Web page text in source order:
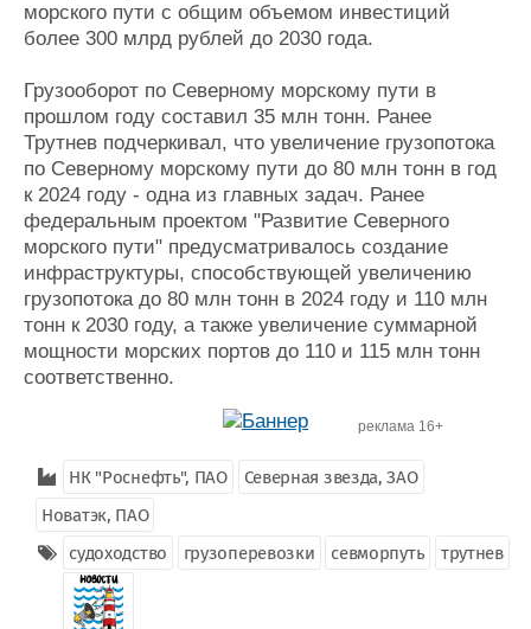
морского пути с общим объемом инвестиций
более 300 млрд рублей до 2030 года.
Грузооборот по Северному морскому пути в
прошлом году составил 35 млн тонн. Ранее
Трутнев подчеркивал, что увеличение грузопотока
по Северному морскому пути до 80 млн тонн в год
к 2024 году - одна из главных задач. Ранее
федеральным проектом "Развитие Северного
морского пути" предусматривалось создание
инфраструктуры, способствующей увеличению
грузопотока до 80 млн тонн в 2024 году и 110 млн
тонн к 2030 году, а также увеличение суммарной
мощности морских портов до 110 и 115 млн тонн
соответственно.
реклама 16+
НК "Роснефть", ПАО
Северная звезда, ЗАО
Новатэк, ПАО
судоходство
грузоперевозки севморпуть трутнев